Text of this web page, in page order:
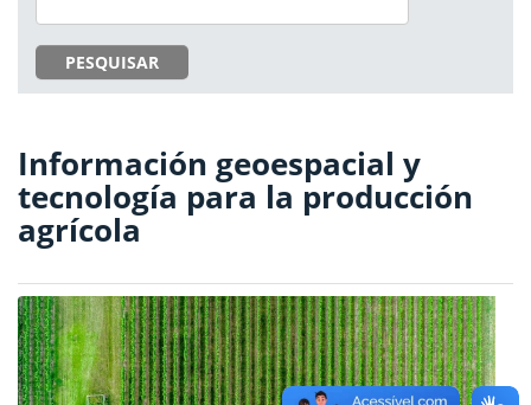
PESQUISAR
Información geoespacial y
tecnología para la producción
agrícola